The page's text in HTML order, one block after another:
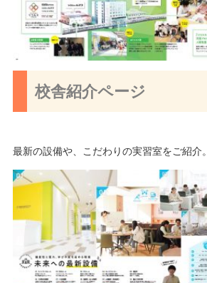
校舎紹介ページ
最新の設備や、こだわりの実習室をご紹介。